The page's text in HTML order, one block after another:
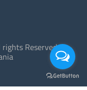
rights Reserved.